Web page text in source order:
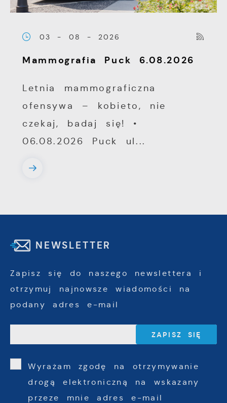
03 - 08 - 2026
Mammografia Puck 6.08.2026
Letnia mammograficzna
ofensywa – kobieto, nie
czekaj, badaj się! •
06.08.2026 Puck ul...
NEWSLETTER
Zapisz się do naszego newslettera i
otrzymuj najnowsze wiadomości na
podany adres e-mail
Wyrażam zgodę na otrzymywanie
drogą elektroniczną na wskazany
przeze mnie adres e-mail